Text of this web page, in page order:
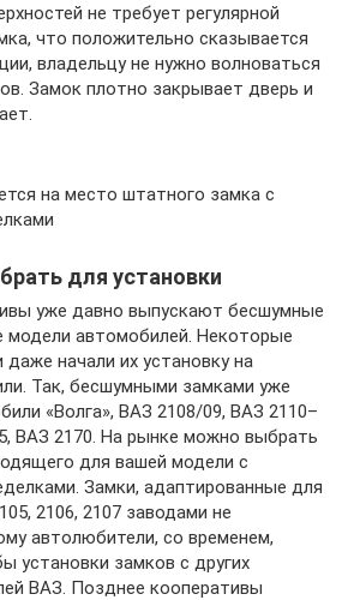
не требует регулярной
что положительно сказывается
владельцу не нужно волноваться
Замок плотно закрывает дверь и
на место штатного замка с
для установки
уже давно выпускают бесшумные
модели автомобилей. Некоторые
начали их установку на
Так, бесшумными замками уже
«Волга», ВАЗ 2108/09, ВАЗ 2110–
ВАЗ 2170. На рынке можно выбрать
для вашей модели с
Замки, адаптированные для
2106, 2107 заводами не
автолюбители, со временем,
установки замков с других
ВАЗ. Позднее кооперативы